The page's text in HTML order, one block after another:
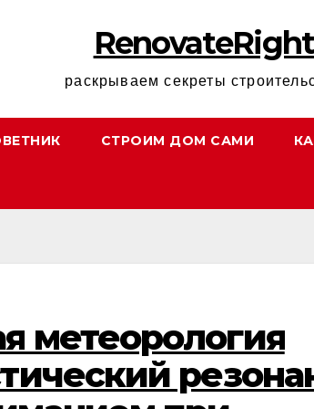
RenovateRight
раскрываем секреты
СТРОИМ ДОМ САМИ
метеорология